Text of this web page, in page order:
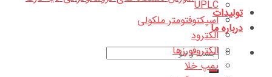
تولیدات
درباره ما
جستجو
برای:
UPLC
اسپکتوفتومتر ملکولی
الکترود
الکتروفورزها
پمپ خلا